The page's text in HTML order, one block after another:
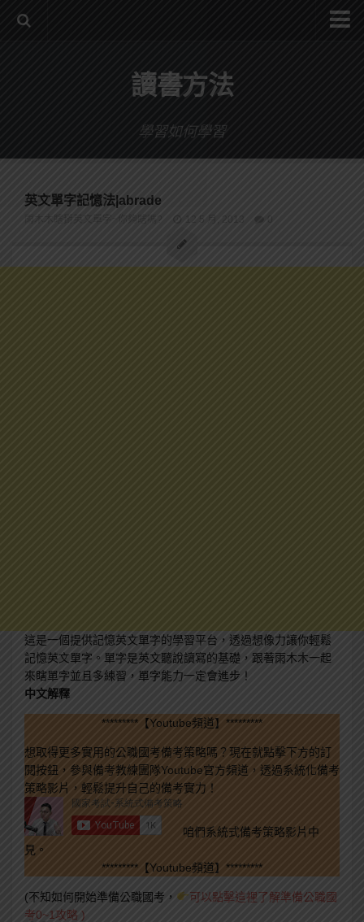
讀書方法
學習如何學習
英文單字記憶法|abrade
雨木木瞎掰英文單字~你夠瞎嗎? 12 5 月, 2013
這是一個提供記憶英文單字的學習平台，透過想像力讓你輕鬆
記憶英文單字。單字是英文聽說讀寫的基礎，跟著雨木木一起
來瞎單字並且多練習，單字能力一定會進步！
中文解釋
*********【Youtube頻道】*********
想取得更多實用的公職國考備考策略嗎？現在就點擊下方的訂
閱按鈕，參與備考教練團隊Youtube官方頻道，透過系統化備考
策略影片，輕鬆提升自己的備考實力！
咱們系統式備考策略影片中
見。
*********【Youtube頻道】*********
(不知如何開始準備公職國考，
可以點擊這裡了解準備公職國
考0~1攻略 )